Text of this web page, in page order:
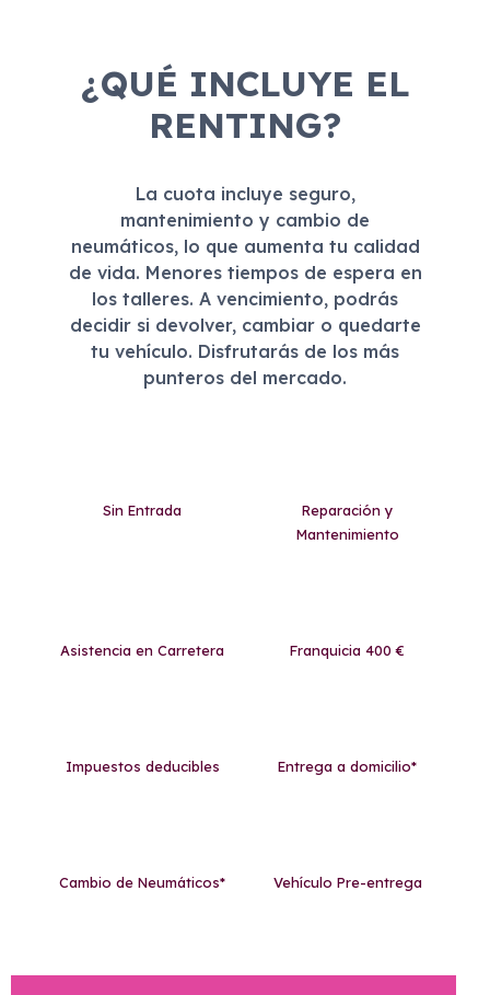
¿QUÉ INCLUYE EL
RENTING?
La cuota incluye seguro,
mantenimiento y cambio de
neumáticos, lo que aumenta tu calidad
de vida. Menores tiempos de espera en
los talleres. A vencimiento, podrás
decidir si devolver, cambiar o quedarte
tu vehículo. Disfrutarás de los más
punteros del mercado.
Sin Entrada
Reparación y
Mantenimiento
Asistencia en Carretera Franquicia 400 €
Impuestos deducibles Entrega a domicilio*
Cambio de Neumáticos* Vehículo Pre-entrega